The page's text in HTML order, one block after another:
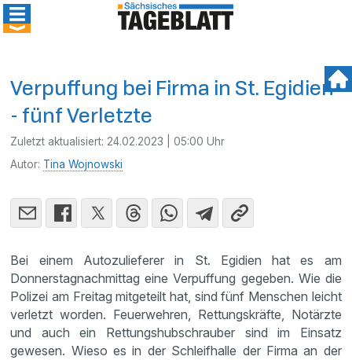
Verpuffung bei Firma in St. Egidien
- fünf Verletzte
Zuletzt aktualisiert: 24.02.2023 | 05:00 Uhr
Autor: Tina Wojnowski
Bei einem Autozulieferer in St. Egidien hat es am
Donnerstagnachmittag eine Verpuffung gegeben. Wie die
Polizei am Freitag mitgeteilt hat, sind fünf Menschen leicht
verletzt worden. Feuerwehren, Rettungskräfte, Notärzte
und auch ein Rettungshubschrauber sind im Einsatz
gewesen. Wieso es in der Schleifhalle der Firma an der